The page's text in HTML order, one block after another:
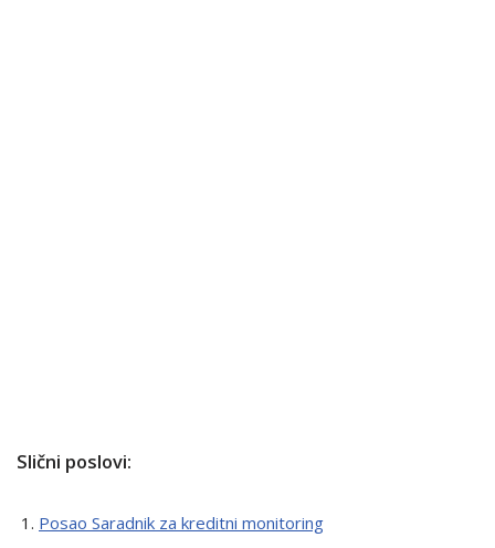
Slični poslovi:
Posao Saradnik za kreditni monitoring